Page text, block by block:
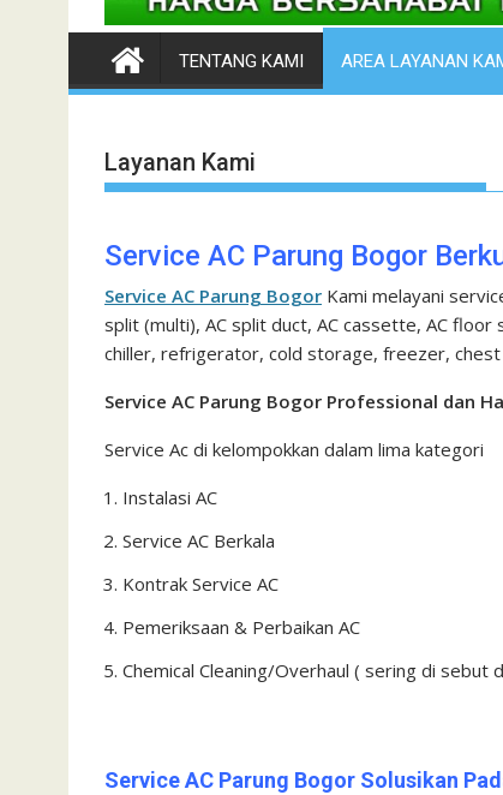
TENTANG KAMI AREA LAYANAN
Layanan Kami
Service AC Parung Bogor
Service AC Parung Bogor Kami melayani
split (multi), AC split duct, AC cassette, AC floor
chiller, refrigerator, cold storage, freezer,
Service AC Parung Bogor Professional dan
Service Ac di kelompokkan dalam lima kategori
Instalasi AC
Service AC Berkala
Kontrak Service AC
Pemeriksaan & Perbaikan AC
Chemical Cleaning/Overhaul ( sering di sebut
Service AC Parung Bogor Solusikan